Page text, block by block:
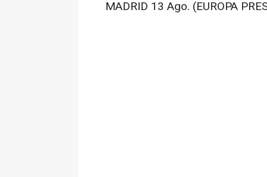
MADRID 13 Ago. (EUROPA